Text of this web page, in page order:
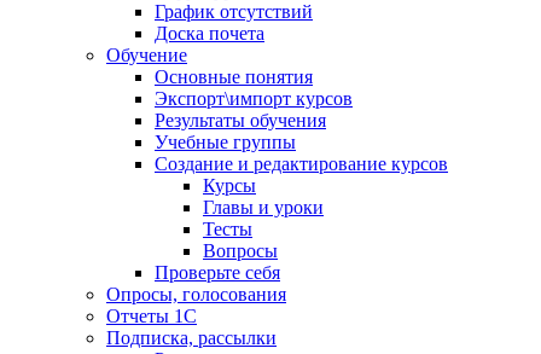
График отсутствий
Доска почета
Обучение
Основные понятия
Экспорт\импорт курсов
Результаты обучения
Учебные группы
Создание и редактирование курсов
Курсы
Главы и уроки
Тесты
Вопросы
Проверьте себя
Опросы, голосования
Отчеты 1С
Подписка, рассылки